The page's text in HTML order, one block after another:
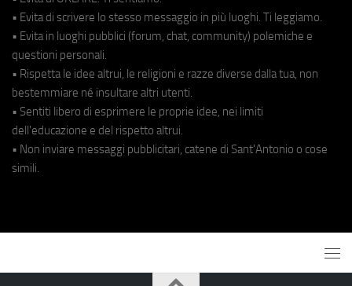
• Evita di scrivere lo stesso messaggio in più luoghi. Ti leggiamo.
• Evita in luoghi pubblici (forum, chat, community) polemiche e
questioni personali.
• Rispetta le idee altrui, le religioni e razze diverse dalla tua, non
bestemmiare né insultare altri utenti.
• Sentiti libero di esprimere le proprie idee, nei limiti
dell'educazione e del rispetto altrui.
• Non inviare messaggi pubblicitari, catene di Sant'Antonio o cose
simili.